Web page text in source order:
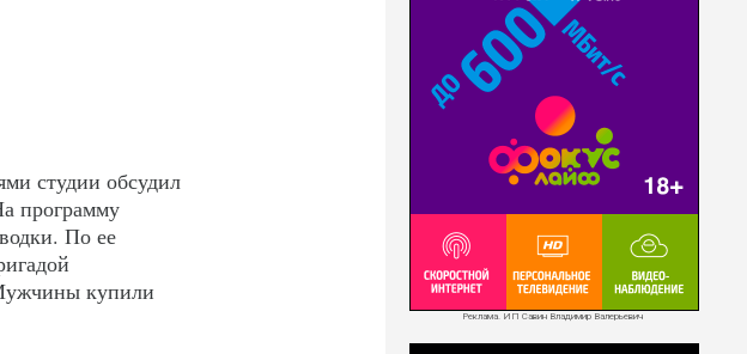
студии обсудил
программу
По ее
купили
Реклама. ИП Савин Владимир Валерьевич